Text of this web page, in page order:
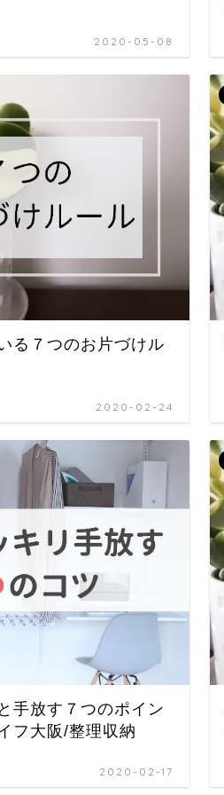
2020-05-08
る７つのお片づけル
2020-02-24
手放す７つのポイン
フ大阪/整理収納
2020-02-17